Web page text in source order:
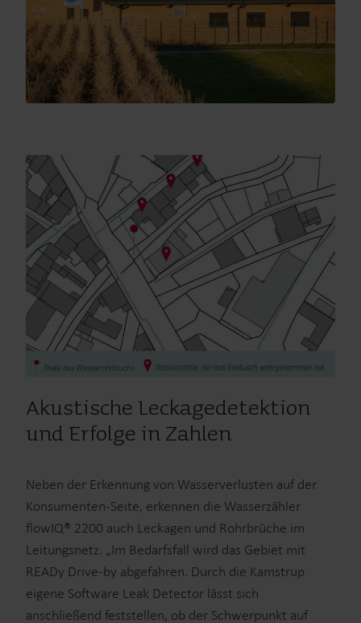
Akustische Leckagedetektion
und Erfolge in Zahlen
Neben der Erkennung von Wasserverlusten auf der
Konsumenten-Seite, erkennen die Wasserzähler
flowIQ® 2200 auch Leckagen und Rohrbrüche im
Leitungsnetz. „Im Bedarfsfall wird das Gebiet mit
READy Drive-by abgefahren. Durch die Kamstrup
eigene Software Leak Detector lässt sich
anschließend feststellen, ob der Schwerpunkt auf